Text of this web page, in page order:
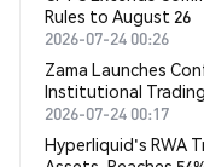
Rules to August 26
2026-07-24 00:26
Zama Launches
Institutional Trading
2026-07-24 00:17
Hyperliquid's RWA